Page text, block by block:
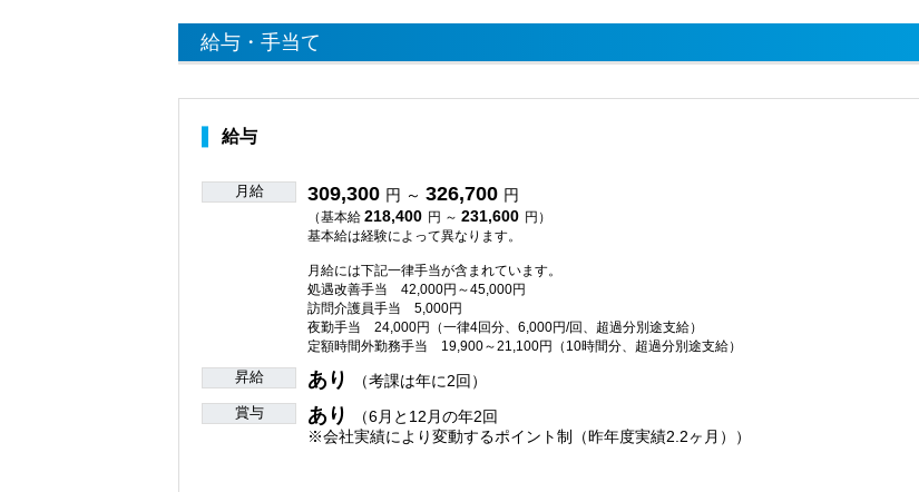
給与・手当て
給与
月給 309,300 円 ～ 326,700 円
（基本給 218,400 円 ～ 231,600 円）
基本給は経験によって異なります。
月給には下記一律手当が含まれています。
処遇改善手当 42,000円～45,000円
訪問介護員手当 5,000円
夜勤手当 24,000円（一律4回分、6,000円/回、超過分別途支給）
定額時間外勤務手当 19,900～21,100円（10時間分、超過分別途支給）
昇給 あり （考課は年に2回）
賞与 あり
（6月と12月の年2回
※会社実績により変動するポイント制（昨年度実績2.2ヶ月））